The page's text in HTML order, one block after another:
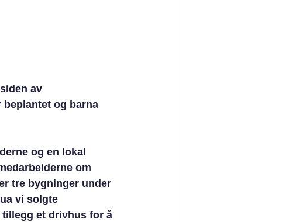
av
beplantet og barna
og en lokal
om
tre bygninger under
vi solgte
et drivhus for å